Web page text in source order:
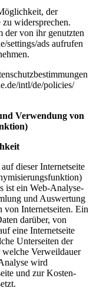
der
widersprechen.
der von ihr genutzten
settings/ads aufrufen
intl/de/policies/
Verwendung von
dieser Internetseite
ist ein Web-Analyse-
und Auswertung
von Internetseiten. Ein
darüber, von
eine Internetseite
Unterseiten der
Verweildauer
wird
und zur Kosten-